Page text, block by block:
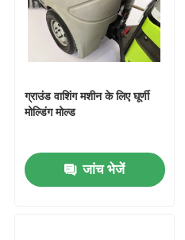
ग्राउंड वाशिंग मशीन के लिए घूर्णी
मोल्डिंग मोल्ड
जांच भेजें